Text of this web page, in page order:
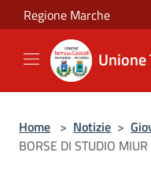
Salta al contenuto principale
Regione Marche
Unione
Home > Notizie >
BORSE DI STUDIO